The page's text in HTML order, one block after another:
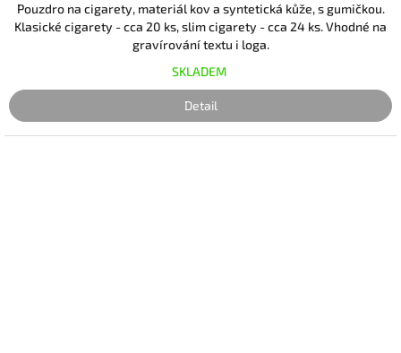
Pouzdro na cigarety, materiál kov a syntetická kůže, s gumičkou.
Klasické cigarety - cca 20 ks, slim cigarety - cca 24 ks. Vhodné na
gravírování textu i loga.
SKLADEM
Detail